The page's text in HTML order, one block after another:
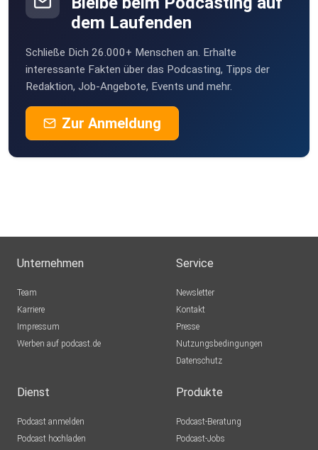
dem Laufenden
Schließe Dich 26.000+ Menschen an. Erhalte
interessante Fakten über das Podcasting, Tipps der
Redaktion, Job-Angebote, Events und mehr.
Zur Anmeldung
Unternehmen
Team
Karriere
Impressum
Werben auf podcast.de
Service
Newsletter
Kontakt
Presse
Nutzungsbedingungen
Datenschutz
Dienst
Podcast anmelden
Podcast hochladen
Produkte
Podcast-Beratung
Podcast-Jobs